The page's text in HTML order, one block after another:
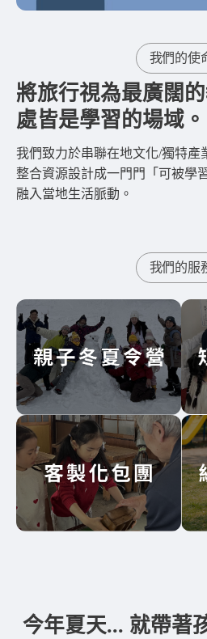
我們的使
將旅行視為最廣闊
處皆是學習的場域。
我們致力於串聯在地文化/獨特產
整合資源設計成一門門「可被學
融入當地生活脈動。
我們的服
今年夏天... 就帶著